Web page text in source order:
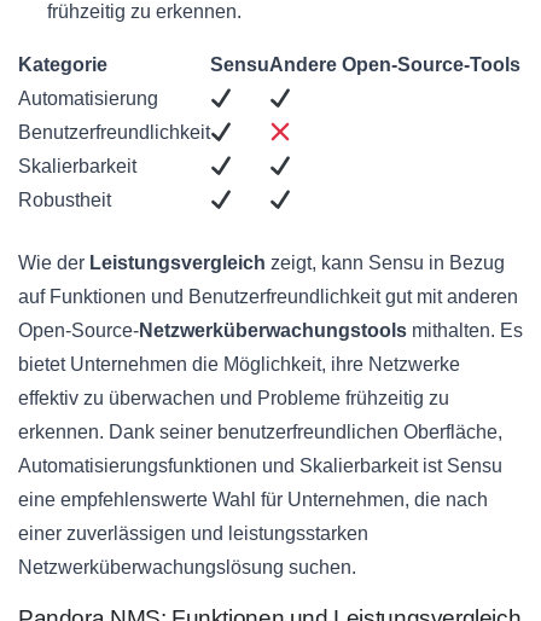
frühzeitig zu erkennen.
Kategorie SensuAndere Open-Source-Tools
Automatisierung
Benutzerfreundlichkeit
Skalierbarkeit
Robustheit
Wie der Leistungsvergleich zeigt, kann Sensu in Bezug
auf Funktionen und Benutzerfreundlichkeit gut mit anderen
Open-Source-Netzwerküberwachungstools mithalten. Es
bietet Unternehmen die Möglichkeit, ihre Netzwerke
effektiv zu überwachen und Probleme frühzeitig zu
erkennen. Dank seiner benutzerfreundlichen Oberfläche,
Automatisierungsfunktionen und Skalierbarkeit ist Sensu
eine empfehlenswerte Wahl für Unternehmen, die nach
einer zuverlässigen und leistungsstarken
Netzwerküberwachungslösung suchen.